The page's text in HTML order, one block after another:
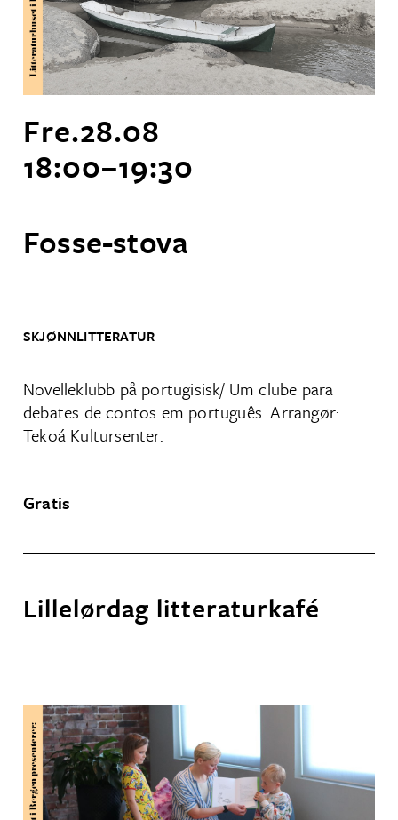
Fre.28.08
18:00–19:30
Fosse-stova
Novelleklubb på portugisisk/ Um clube para
debates de contos em português. Arrangør:
Tekoá Kultursenter.
Gratis
SKJØNNLITTERATUR
Lillelørdag litteraturkafé